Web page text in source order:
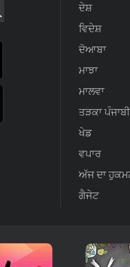
ਦੇਸ਼
ਵਿਦੇਸ਼
ਦੋਆਬਾ
ਮਾਝਾ
ਮਾਲਵਾ
ਤੜਕਾ ਪੰਜਾਬੀ
ਖੇਡ
ਵਪਾਰ
ਅੱਜ ਦਾ
ਗੈਜੇਟ